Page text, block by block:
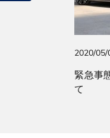
2020/05/
緊急事
て